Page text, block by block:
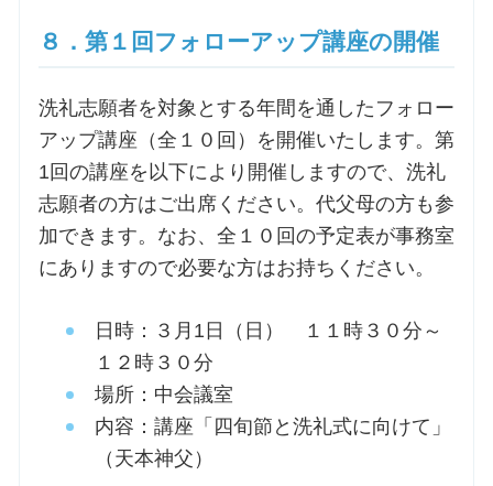
８．第１回フォローアップ講座の開催
洗礼志願者を対象とする年間を通したフォロー
アップ講座（全１０回）を開催いたします。第
1回の講座を以下により開催しますので、洗礼
志願者の方はご出席ください。代父母の方も参
加できます。なお、全１０回の予定表が事務室
にありますので必要な方はお持ちください。
日時：３月1日（日） １１時３０分～
１２時３０分
場所：中会議室
内容：講座「四旬節と洗礼式に向けて」
（天本神父）